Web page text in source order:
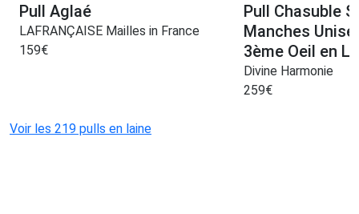
Pull Aglaé
LAFRANÇAISE Mailles in France
159€
Pull Chasuble
Manches
3ème Oeil en
Divine Harmonie
259€
Voir les 219 pulls en laine